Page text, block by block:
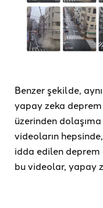
Benzer şekilde,
yapay zeka
üzerinden
videoların
idda edilen
bu videolar, yapay